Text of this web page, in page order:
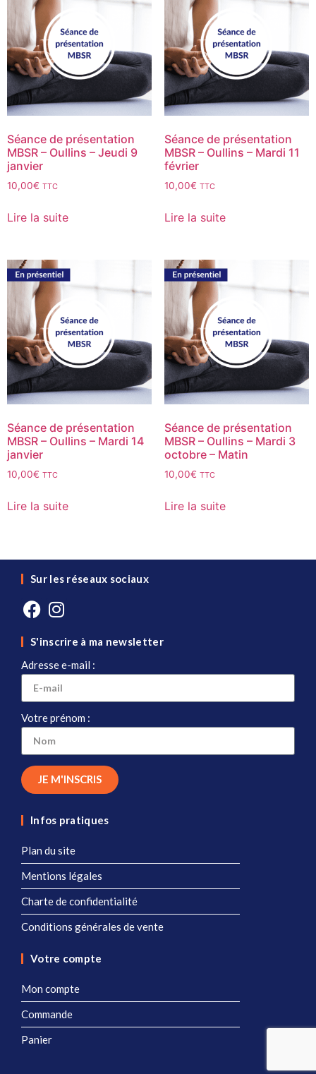
Séance de présentation
MBSR – Oullins – Jeudi 9
janvier
10,00€ TTC
Lire la suite
Séance de présentation
MBSR – Oullins – Mardi 11
février
10,00€ TTC
Lire la suite
Séance de présentation
MBSR – Oullins – Mardi 14
janvier
10,00€ TTC
Lire la suite
Séance de présentation
MBSR – Oullins – Mardi 3
octobre – Matin
10,00€ TTC
Lire la suite
Sur les réseaux sociaux
S'inscrire à ma newsletter
Adresse e-mail :
Votre prénom :
JE M'INSCRIS
Infos pratiques
Plan du site
Mentions légales
Charte de confidentialité
Conditions générales de vente
Votre compte
Mon compte
Commande
Panier